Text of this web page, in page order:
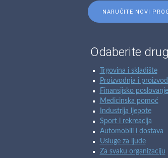
NARUČITE NOVI
Odaberite
Trgovina i skladište
Proizvodnja i
Finansijsko poslovanje
Medicinska pomoć
Industrija ljepote
Sport i rekreacija
Automobili i dostava
Usluge za ljude
Za svaku organizaciju